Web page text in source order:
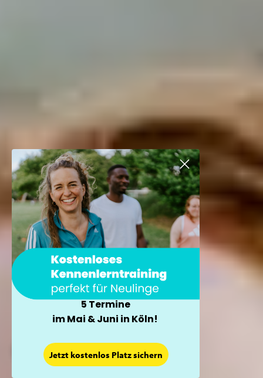
5 Termine
im Mai & Juni in Köln!
Jetzt kostenlos Platz sichern